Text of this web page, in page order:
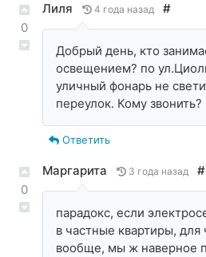
0
Лиля 4 года назад #
Добрый день, кто
освещением? по
уличный фонарь не
переулок. Кому звонить?
Ответить
0
Маргарита 3 года назад #
парадокс, если
в частные квартиры,
вообще, мы ж наверное